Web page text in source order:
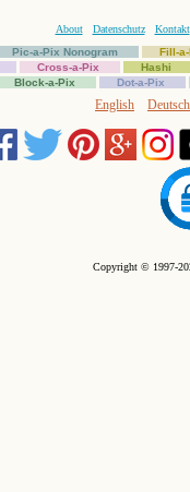
About Datenschutz
Kontakt
Pic-a-Pix Nonogram
Fill-
Cross-a-Pix
Hashi
Block-a-Pix Dot-a-Pix
English Deutsch
Copyright © 1997-